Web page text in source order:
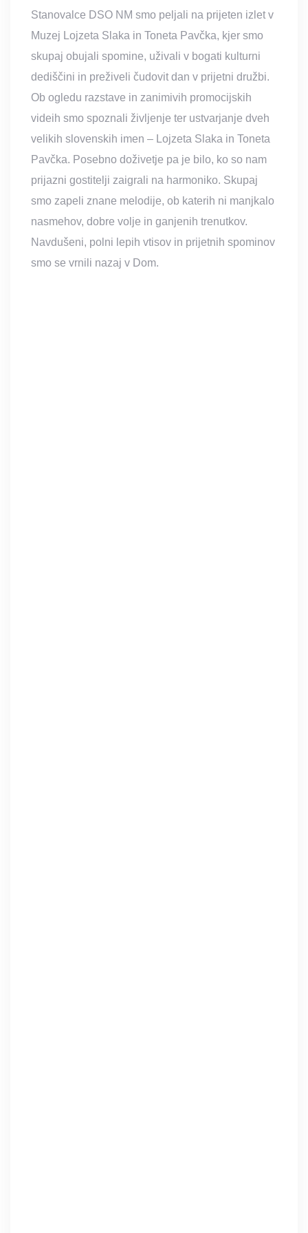
Stanovalce DSO NM smo peljali na prijeten izlet v
Muzej Lojzeta Slaka in Toneta Pavčka, kjer smo
skupaj obujali spomine, uživali v bogati kulturni
dediščini in preživeli čudovit dan v prijetni družbi.
Ob ogledu razstave in zanimivih promocijskih
videih smo spoznali življenje ter ustvarjanje dveh
velikih slovenskih imen – Lojzeta Slaka in Toneta
Pavčka. Posebno doživetje pa je bilo, ko so nam
prijazni gostitelji zaigrali na harmoniko. Skupaj
smo zapeli znane melodije, ob katerih ni manjkalo
nasmehov, dobre volje in ganjenih trenutkov.
Navdušeni, polni lepih vtisov in prijetnih spominov
smo se vrnili nazaj v Dom.